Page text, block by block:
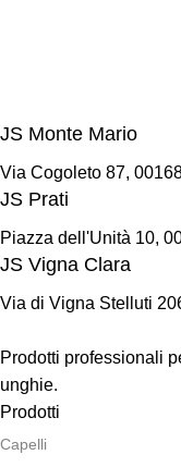
JS Monte Mario
Via Cogoleto 87,
JS Prati
Piazza dell'Unità 10,
JS Vigna Clara
Via di Vigna Stelluti
Prodotti professionali
unghie.
Prodotti
Capelli